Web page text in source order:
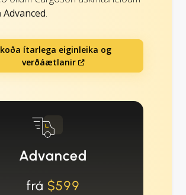
Advanced.
ítarlega eiginleika og
verðáætlanir
Advanced
frá $599